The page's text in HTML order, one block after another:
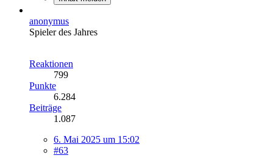
anonymus
Spieler des Jahres
Reaktionen
799
Punkte
6.284
Beiträge
1.087
6. Mai 2025 um 15:02
#63